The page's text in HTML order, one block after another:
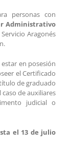
personas con
Administrativo
Aragonés
en posesión
el Certificado
de graduado
de auxiliares
judicial o
el 13 de julio